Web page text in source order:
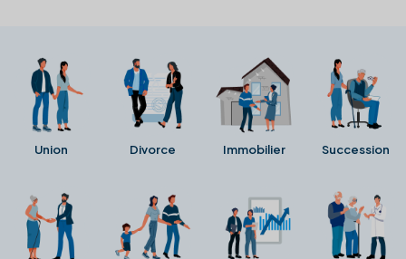
Union Divorce Immobilier Succession